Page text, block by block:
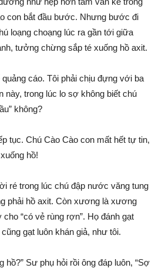
con bắt đầu bước. Nhưng bước đi
loạng choạng lúc ra gần tới giữa
tưởng chừng sắp té xuống hồ axit.
cáo. Tôi phải chịu đựng với ba
này, trong lúc lo sợ không biết chú
không?
tục. Chú Cào Cào con mất hết tự tin,
hồ!
ré trong lúc chú đập nước văng tung
phải hồ axit. Còn xương là xương
“có vẻ rùng rợn”. Họ đánh gạt
gạt luôn khán giả, như tôi.
hồ?” Sư phụ hỏi rồi ông đáp luôn, “Sợ